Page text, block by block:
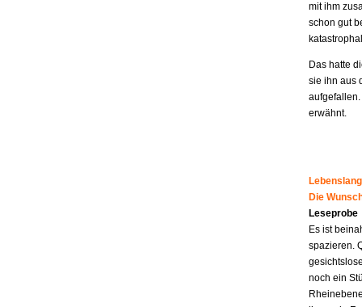
mit ihm
schon gut
Das hatte
sie ihn aus
erwähnt.
Die
Leseprobe
Es ist
spazieren.
noch ein